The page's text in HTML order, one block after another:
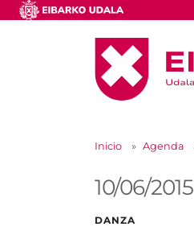
Inicio Agenda
10/06/2015
DANZA